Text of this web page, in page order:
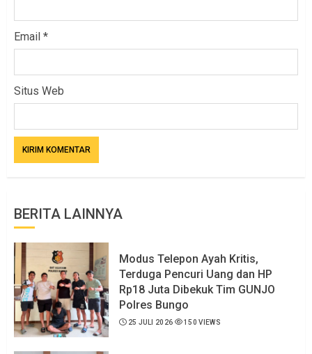
Email *
Situs Web
BERITA LAINNYA
Modus Telepon Ayah Kritis,
Terduga Pencuri Uang dan HP
Rp18 Juta Dibekuk Tim GUNJO
Polres Bungo
25 JULI 2026 150 VIEWS